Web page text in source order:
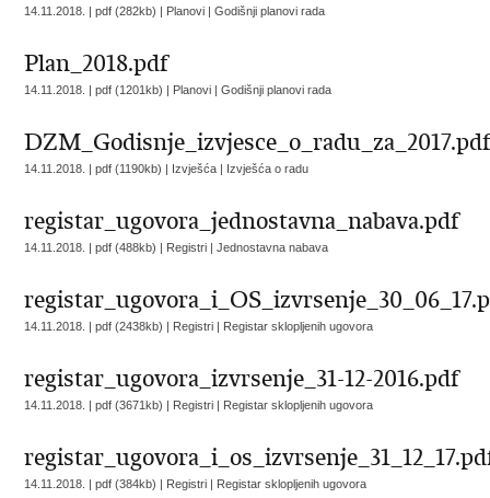
14.11.2018. | pdf (282kb) | Planovi |Godišnji planovi rada
Plan_2018.pdf
14.11.2018. | pdf (1201kb) | Planovi |Godišnji planovi rada
14.11.2018. | pdf (1190kb) | Izvješća | Izvješća o radu
registar_ugovora_jednostavna_nabava.pdf
14.11.2018. | pdf (488kb) | Registri |Jednostavna nabava
14.11.2018. | pdf (2438kb) | Registri | Registar sklopljenih ugovora
registar_ugovora_izvrsenje_31-12-2016.pdf
14.11.2018. | pdf (3671kb) | Registri | Registar sklopljenih ugovora
14.11.2018. | pdf (384kb) | Registri | Registar sklopljenih ugovora